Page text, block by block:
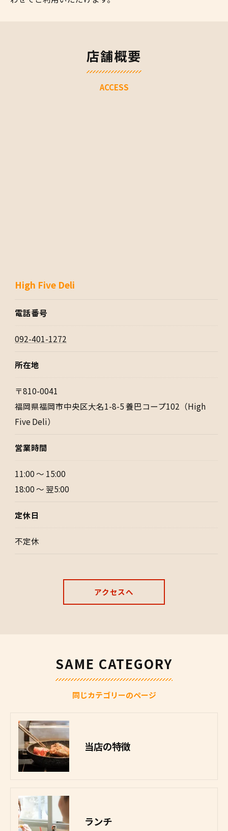
店舗概要
ACCESS
High Five Deli
電話番号
092-401-1272
所在地
〒810-0041
福岡県福岡市中央区大名1-8-5 養巴コープ102（High
Five Deli）
営業時間
11:00 〜 15:00
18:00 〜 翌5:00
定休日
不定休
アクセスへ
同じカテゴリーのページ
SAME CATEGORY
当店の特徴
ランチ